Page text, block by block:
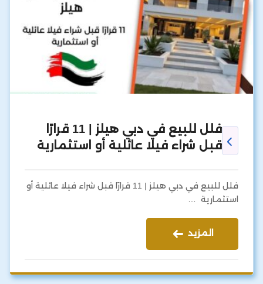
فلل للبيع في دبي هيلز | 11 قرارًا
قبل شراء فيلا عائلية أو استثمارية
فلل للبيع في دبي هيلز | 11 قرارًا قبل شراء فيلا عائلية أو
استثمارية …
المزيد